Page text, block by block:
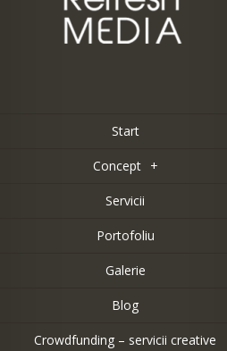
Start
Concept +
Servicii
Portofoliu
Galerie
Blog
Crowdfunding – servicii creative